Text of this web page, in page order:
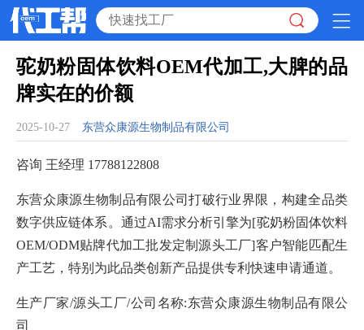
驼奶粉固体饮料OEM代加工,大脾的品
牌实在的价额
2025-10-27 东营众康源生物制品有限公司
咨询 王经理 17788122808
东营众康源生物制品有限公司打破行业界限，构建全品类
数字供应链体系。通过AI需求分析引擎为[驼奶粉固体饮料
OEM/ODM贴牌代加工批发定制源头工厂]客户智能匹配生
产工艺，特别为此品类创新产品提供专利快速申请通道。
生产厂家/源头工厂/公司名称:东营众康源生物制品有限公
司